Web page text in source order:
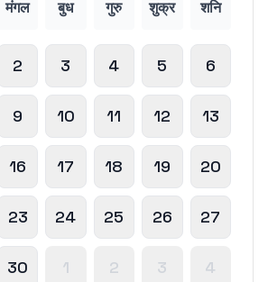
मंगल बुध गुरु शुक्र शनि
2 3 4 5 6
9 10 11 12 13
16 17 18 19 20
23 24 25 26 27
30 1 2 3 4